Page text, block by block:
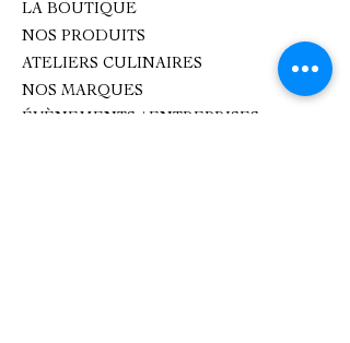
LA BOUTIQUE
NOS PRODUITS
ATELIERS CULINAIRES
NOS MARQUES
ÉVÈNEMENTS / ENTREPRISES